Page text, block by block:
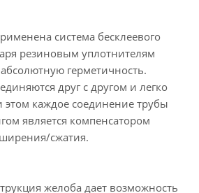
система бесклеевого
резиновым уплотнителям
герметичность.
друг с другом и легко
каждое соединение трубы
является компенсатором
сжатия.
желоба дает возможность